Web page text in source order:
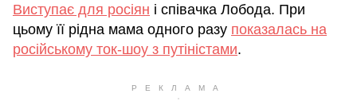
Виступає для росіян і співачка Лобода. При
цьому її рідна мама одного разу показалась на
російському ток-шоу з путіністами.